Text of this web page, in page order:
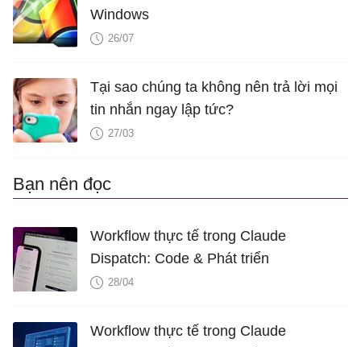
Windows
26/07
Tại sao chúng ta không nên trả lời mọi
tin nhắn ngay lập tức?
27/03
Bạn nên đọc
Workflow thực tế trong Claude
Dispatch: Code & Phát triển
28/04
Workflow thực tế trong Claude